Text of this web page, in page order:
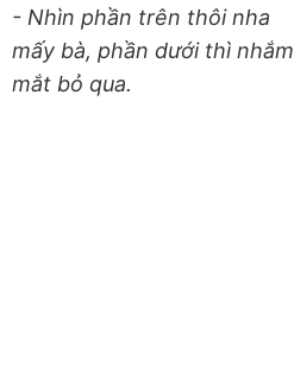
- Nhìn phần trên thôi nha
mấy bà, phần dưới thì nhắm
mắt bỏ qua.